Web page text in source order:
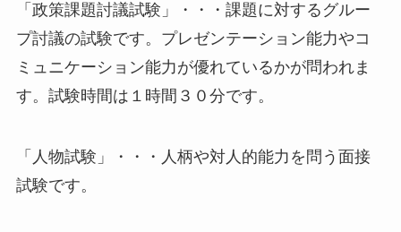
「政策課題討議試験」・・・課題に対するグルー
プ討議の試験です。プレゼンテーション能力やコ
ミュニケーション能力が優れているかが問われま
す。試験時間は１時間３０分です。
「人物試験」・・・人柄や対人的能力を問う面接
試験です。